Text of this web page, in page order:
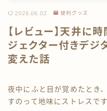
お問い合わせ
伊豆のうり坊プーちゃんズ
2026.06.02 便利グッズ
【レビュー】天井に
ジェクター付きデジ
変えた話
夜中にふと目が覚めたとき
すのって地味にストレスです